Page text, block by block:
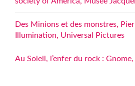
Des Minions et des monstres,
Illumination, Universal Pictures
Au Soleil, l’enfer du rock :